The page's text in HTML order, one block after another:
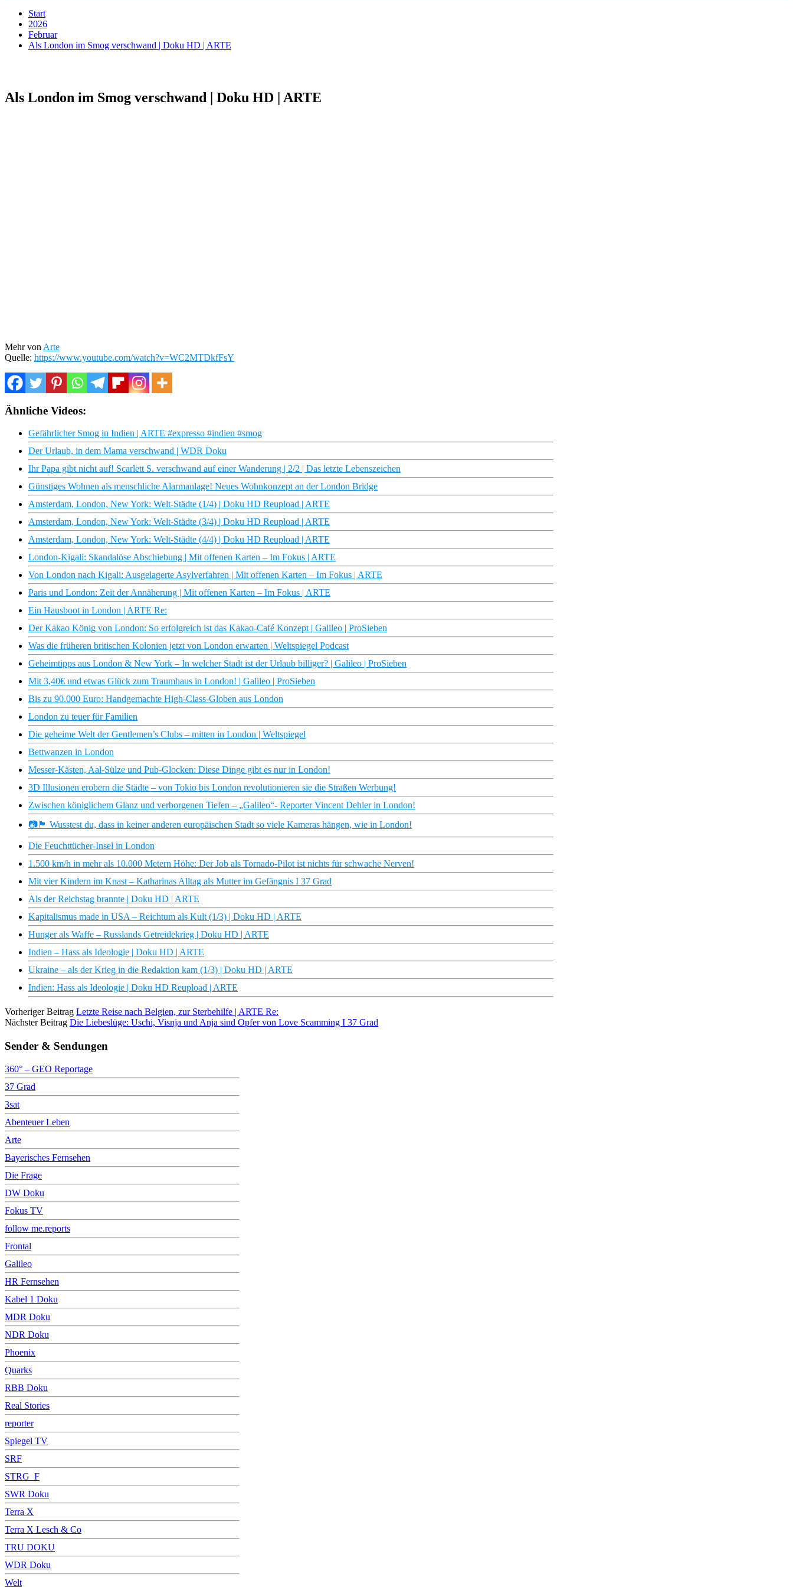
Start
2026
Februar
Als London im Smog verschwand | Doku HD | ARTE
Als London im Smog verschwand | Doku HD | ARTE
Mehr von Arte
Quelle: https://www.youtube.com/watch?v=WC2MTDkfFsY
Ähnliche Videos:
Gefährlicher Smog in Indien | ARTE #expresso #indien #smog
Der Urlaub, in dem Mama verschwand | WDR Doku
Ihr Papa gibt nicht auf! Scarlett S. verschwand auf einer Wanderung | 2/2 | Das letzte Lebenszeichen
Günstiges Wohnen als menschliche Alarmanlage! Neues Wohnkonzept an der London Bridge
Amsterdam, London, New York: Welt-Städte (1/4) | Doku HD Reupload | ARTE
Amsterdam, London, New York: Welt-Städte (3/4) | Doku HD Reupload | ARTE
Amsterdam, London, New York: Welt-Städte (4/4) | Doku HD Reupload | ARTE
London-Kigali: Skandalöse Abschiebung | Mit offenen Karten – Im Fokus | ARTE
Von London nach Kigali: Ausgelagerte Asylverfahren | Mit offenen Karten – Im Fokus | ARTE
Paris und London: Zeit der Annäherung | Mit offenen Karten – Im Fokus | ARTE
Ein Hausboot in London | ARTE Re:
Der Kakao König von London: So erfolgreich ist das Kakao-Café Konzept | Galileo | ProSieben
Was die früheren britischen Kolonien jetzt von London erwarten | Weltspiegel Podcast
Geheimtipps aus London & New York – In welcher Stadt ist der Urlaub billiger? | Galileo | ProSieben
Mit 3,40€ und etwas Glück zum Traumhaus in London! | Galileo | ProSieben
Bis zu 90.000 Euro: Handgemachte High-Class-Globen aus London
London zu teuer für Familien
Die geheime Welt der Gentlemen’s Clubs – mitten in London | Weltspiegel
Bettwanzen in London
Messer-Kästen, Aal-Sülze und Pub-Glocken: Diese Dinge gibt es nur in London!
3D Illusionen erobern die Städte – von Tokio bis London revolutionieren sie die Straßen Werbung!
Zwischen königlichem Glanz und verborgenen Tiefen – „Galileo“- Reporter Vincent Dehler in London!
📷🏴 Wusstest du, dass in keiner anderen europäischen Stadt so viele Kameras hängen, wie in London!
Die Feuchttücher-Insel in London
1.500 km/h in mehr als 10.000 Metern Höhe: Der Job als Tornado-Pilot ist nichts für schwache Nerven!
Mit vier Kindern im Knast – Katharinas Alltag als Mutter im Gefängnis I 37 Grad
Als der Reichstag brannte | Doku HD | ARTE
Kapitalismus made in USA – Reichtum als Kult (1/3) | Doku HD | ARTE
Hunger als Waffe – Russlands Getreidekrieg | Doku HD | ARTE
Indien – Hass als Ideologie | Doku HD | ARTE
Ukraine – als der Krieg in die Redaktion kam (1/3) | Doku HD | ARTE
Indien: Hass als Ideologie | Doku HD Reupload | ARTE
Vorheriger Beitrag Letzte Reise nach Belgien, zur Sterbehilfe | ARTE Re:
Nächster Beitrag Die Liebeslüge: Uschi, Visnja und Anja sind Opfer von Love Scamming I 37 Grad
Sender & Sendungen
360° – GEO Reportage
37 Grad
3sat
Abenteuer Leben
Arte
Bayerisches Fernsehen
Die Frage
DW Doku
Fokus TV
follow me.reports
Frontal
Galileo
HR Fernsehen
Kabel 1 Doku
MDR Doku
NDR Doku
Phoenix
Quarks
RBB Doku
Real Stories
reporter
Spiegel TV
SRF
STRG_F
SWR Doku
Terra X
Terra X Lesch & Co
TRU DOKU
WDR Doku
Welt